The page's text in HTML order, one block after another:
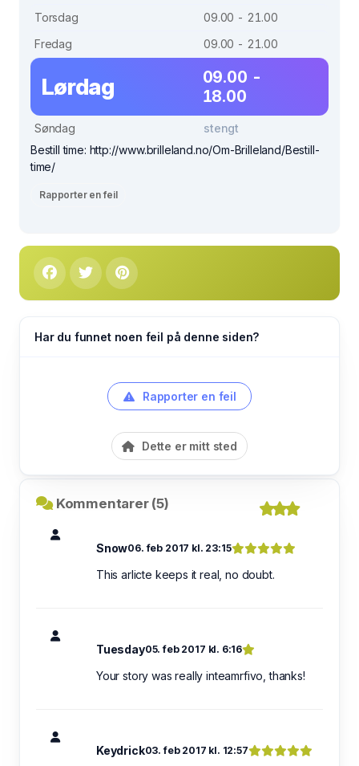
Torsdag
09.00 - 21.00
Fredag
09.00 - 21.00
Lørdag
09.00 -
18.00
Søndag
stengt
Bestill time: http://www.brilleland.no/Om-Brilleland/Bestill-
time/
Rapporter en feil
Har du funnet noen feil på denne siden?
Rapporter en feil
Dette er mitt sted
Kommentarer (5)
Snow06. feb 2017 kl. 23:15
This arlicte keeps it real, no doubt.
Tuesday05. feb 2017 kl. 6:16
Your story was really inteamrfivo, thanks!
Keydrick03. feb 2017 kl. 12:57